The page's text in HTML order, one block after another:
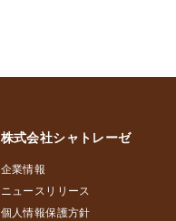
株式会社シャトレーゼ
企業情報
ニュースリリース
個人情報保護方針